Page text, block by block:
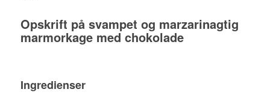
Opskrift på svampet og marzarinagtig
marmorkage med chokolade
Ingredienser